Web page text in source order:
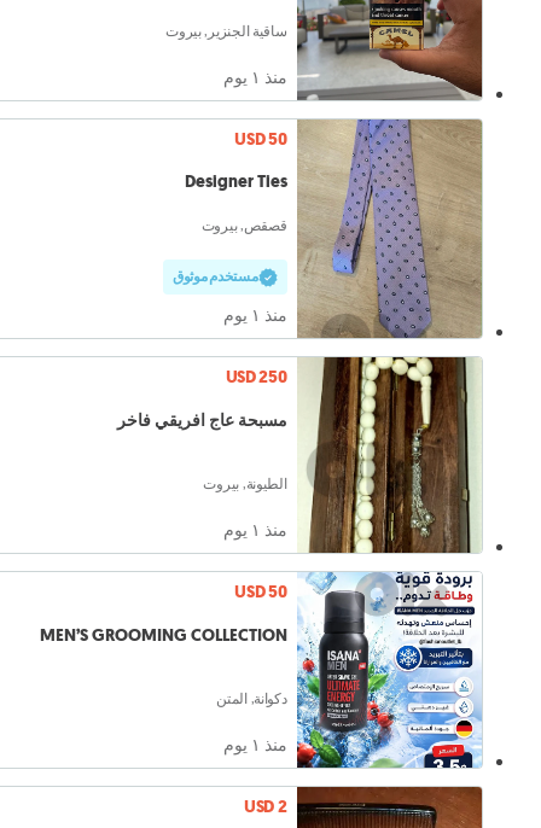
ساقية الجنزير, بيروت
منذ ١ يوم
USD 50
Designer Ties
قصقص, بيروت
مستخدم موثوق
منذ ١ يوم
USD 250
مسبحة عاج افريقي فاخر
الطيونة, بيروت
منذ ١ يوم
USD 50
MEN’S GROOMING COLLECTION
دكوانة, المتن
منذ ١ يوم
USD 2